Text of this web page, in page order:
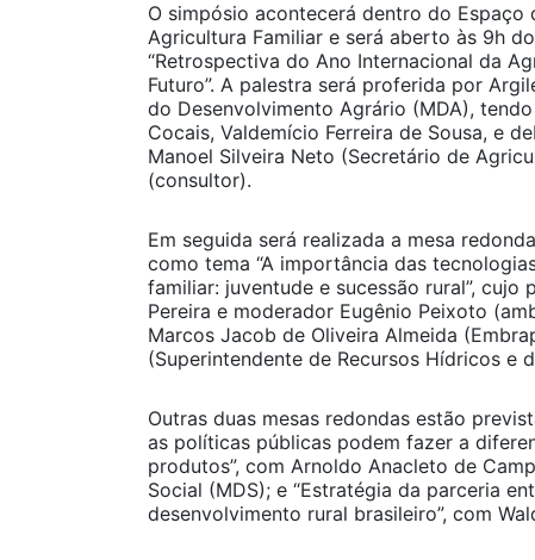
O simpósio acontecerá dentro do Espaço
Agricultura Familiar e será aberto às 9h
“Retrospectiva do Ano Internacional da
Futuro”. A palestra será proferida por
do Desenvolvimento Agrário (MDA),
Cocais, Valdemício Ferreira de Sousa, e
Manoel Silveira Neto (Secretário de
(consultor).
Em seguida será realizada a mesa
como tema “A importância das
familiar: juventude e sucessão rural”, cujo
Pereira e moderador Eugênio Peixoto
Marcos Jacob de Oliveira Almeida
(Superintendente de Recursos Hídricos e
Outras duas mesas redondas estão
as políticas públicas podem fazer a
produtos”, com Arnoldo Anacleto de
Social (MDS); e “Estratégia da parceria
desenvolvimento rural brasileiro”, com